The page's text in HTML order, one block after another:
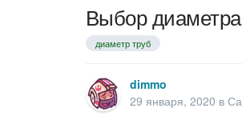
Выбор
диаметр труб
dimmo
29 января, 2020 в